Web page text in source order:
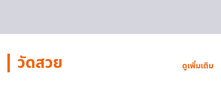
วัดสวย ดูเพิ่มเติม